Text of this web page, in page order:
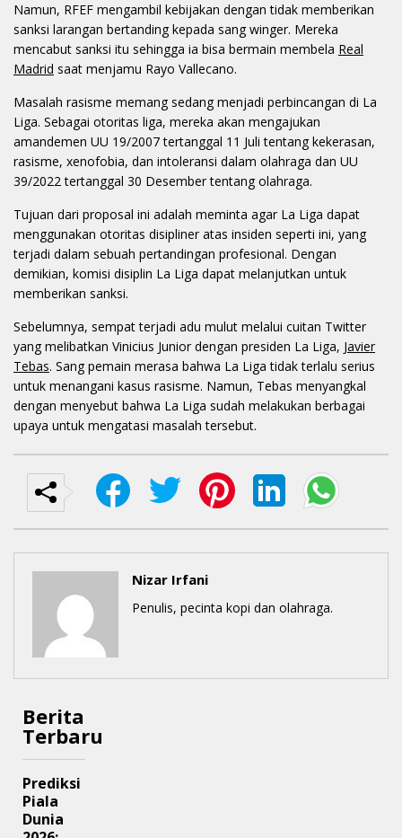
Namun, RFEF mengambil kebijakan dengan tidak memberikan
sanksi larangan bertanding kepada sang winger. Mereka
mencabut sanksi itu sehingga ia bisa bermain membela Real
Madrid saat menjamu Rayo Vallecano.
Masalah rasisme memang sedang menjadi perbincangan di La
Liga. Sebagai otoritas liga, mereka akan mengajukan
amandemen UU 19/2007 tertanggal 11 Juli tentang kekerasan,
rasisme, xenofobia, dan intoleransi dalam olahraga dan UU
39/2022 tertanggal 30 Desember tentang olahraga.
Tujuan dari proposal ini adalah meminta agar La Liga dapat
menggunakan otoritas disipliner atas insiden seperti ini, yang
terjadi dalam sebuah pertandingan profesional. Dengan
demikian, komisi disiplin La Liga dapat melanjutkan untuk
memberikan sanksi.
Sebelumnya, sempat terjadi adu mulut melalui cuitan Twitter
yang melibatkan Vinicius Junior dengan presiden La Liga, Javier
Tebas. Sang pemain merasa bahwa La Liga tidak terlalu serius
untuk menangani kasus rasisme. Namun, Tebas menyangkal
dengan menyebut bahwa La Liga sudah melakukan berbagai
upaya untuk mengatasi masalah tersebut.
Nizar Irfani
Penulis, pecinta kopi dan olahraga.
Berita
Terbaru
Prediksi
Piala
Dunia